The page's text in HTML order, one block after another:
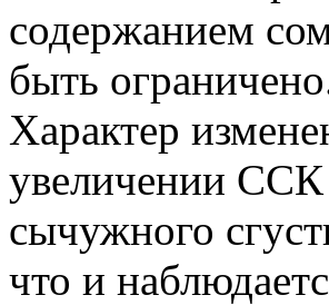
содержанием
быть
Характер
увеличении ССК
сычужного
что и